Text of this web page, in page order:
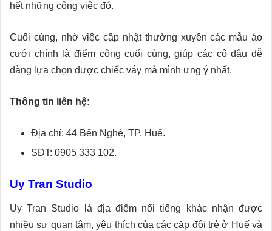
hết những công việc đó.
Cuối cùng, nhờ việc cập nhật thường xuyên các mẫu áo
cưới chính là điểm cộng cuối cùng, giúp các cô dâu dễ
dàng lựa chọn được chiếc váy mà mình ưng ý nhất.
Thông tin liên hệ:
Địa chỉ: 44 Bến Nghé, TP. Huế.
SĐT: 0905 333 102.
Uy Tran Studio
Uy Tran Studio là địa điểm nổi tiếng khác nhận được
nhiều sự quan tâm, yêu thích của các cặp đôi trẻ ở Huế và